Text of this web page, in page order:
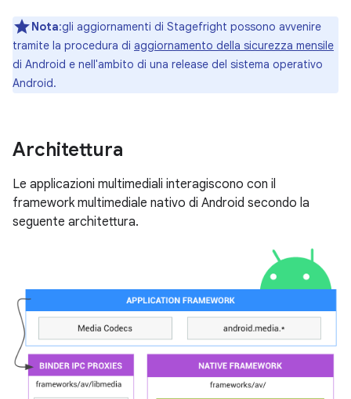
Nota:gli aggiornamenti di Stagefright possono avvenire
tramite la procedura di aggiornamento della sicurezza mensile
di Android e nell'ambito di una release del sistema operativo
Android.
Architettura
Le applicazioni multimediali interagiscono con il
framework multimediale nativo di Android secondo la
seguente architettura.